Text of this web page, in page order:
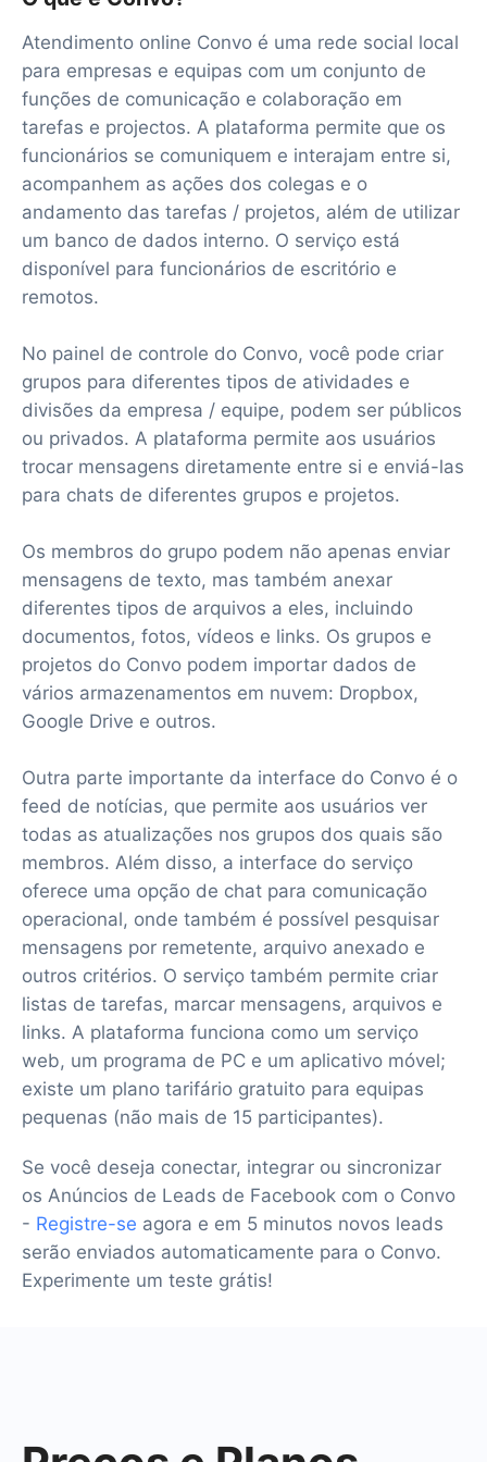
Atendimento online Convo é uma rede social local
para empresas e equipas com um conjunto de
funções de comunicação e colaboração em
tarefas e projectos. A plataforma permite que os
funcionários se comuniquem e interajam entre si,
acompanhem as ações dos colegas e o
andamento das tarefas / projetos, além de utilizar
um banco de dados interno. O serviço está
disponível para funcionários de escritório e
remotos.
No painel de controle do Convo, você pode criar
grupos para diferentes tipos de atividades e
divisões da empresa / equipe, podem ser públicos
ou privados. A plataforma permite aos usuários
trocar mensagens diretamente entre si e enviá-las
para chats de diferentes grupos e projetos.
Os membros do grupo podem não apenas enviar
mensagens de texto, mas também anexar
diferentes tipos de arquivos a eles, incluindo
documentos, fotos, vídeos e links. Os grupos e
projetos do Convo podem importar dados de
vários armazenamentos em nuvem: Dropbox,
Google Drive e outros.
Outra parte importante da interface do Convo é o
feed de notícias, que permite aos usuários ver
todas as atualizações nos grupos dos quais são
membros. Além disso, a interface do serviço
oferece uma opção de chat para comunicação
operacional, onde também é possível pesquisar
mensagens por remetente, arquivo anexado e
outros critérios. O serviço também permite criar
listas de tarefas, marcar mensagens, arquivos e
links. A plataforma funciona como um serviço
web, um programa de PC e um aplicativo móvel;
existe um plano tarifário gratuito para equipas
pequenas (não mais de 15 participantes).
Se você deseja conectar, integrar ou sincronizar
os Anúncios de Leads de Facebook com o Convo
- Registre-se agora e em 5 minutos novos leads
serão enviados automaticamente para o Convo.
Experimente um teste grátis!